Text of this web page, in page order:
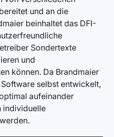
und an die
beinhaltet das DFI-
Sondertexte
und
können. Da Brandmaier
selbst entwickelt,
aufeinander
individuelle